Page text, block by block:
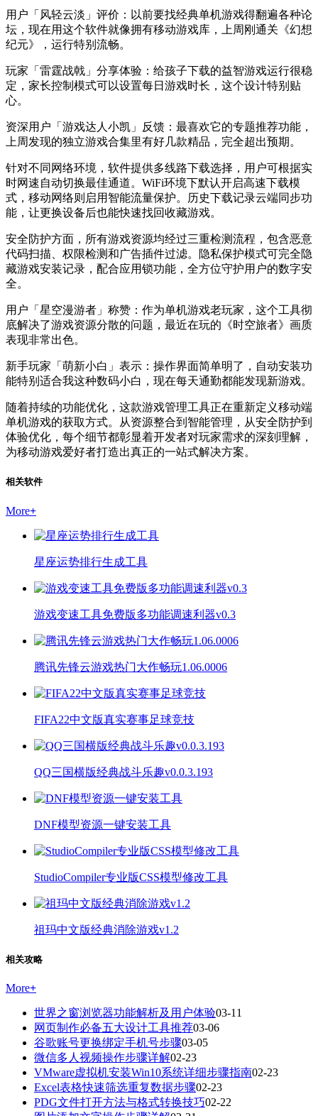
用户「风轻云淡」评价：以前要找经典单机游戏得翻遍各种论
坛，现在用这个软件就像拥有移动游戏库，上周刚通关《幻想
纪元》，运行特别流畅。
玩家「雷霆战戟」分享体验：给孩子下载的益智游戏运行很稳
定，家长控制模式可以设置每日游戏时长，这个设计特别贴
心。
资深用户「游戏达人小凯」反馈：最喜欢它的专题推荐功能，
上周发现的独立游戏合集里有好几款精品，完全超出预期。
针对不同网络环境，软件提供多线路下载选择，用户可根据实
时网速自动切换最佳通道。WiFi环境下默认开启高速下载模
式，移动网络则启用智能流量保护。历史下载记录云端同步功
能，让更换设备后也能快速找回收藏游戏。
安全防护方面，所有游戏资源均经过三重检测流程，包含恶意
代码扫描、权限检测和广告插件过滤。隐私保护模式可完全隐
藏游戏安装记录，配合应用锁功能，全方位守护用户的数字安
全。
用户「星空漫游者」称赞：作为单机游戏老玩家，这个工具彻
底解决了游戏资源分散的问题，最近在玩的《时空旅者》画质
表现非常出色。
新手玩家「萌新小白」表示：操作界面简单明了，自动安装功
能特别适合我这种数码小白，现在每天通勤都能发现新游戏。
随着持续的功能优化，这款游戏管理工具正在重新定义移动端
单机游戏的获取方式。从资源整合到智能管理，从安全防护到
体验优化，每个细节都彰显着开发者对玩家需求的深刻理解，
为移动游戏爱好者打造出真正的一站式解决方案。
相关软件
More+
星座运势排行生成工具
游戏变速工具免费版多功能调速利器v0.3
腾讯先锋云游戏热门大作畅玩1.06.0006
FIFA22中文版真实赛事足球竞技
QQ三国横版经典战斗乐趣v0.0.3.193
DNF模型资源一键安装工具
StudioCompiler专业版CSS模型修改工具
祖玛中文版经典消除游戏v1.2
相关攻略
More+
世界之窗浏览器功能解析及用户体验03-11
网页制作必备五大设计工具推荐03-06
谷歌账号更换绑定手机号步骤03-05
微信多人视频操作步骤详解02-23
VMware虚拟机安装Win10系统详细步骤指南02-23
Excel表格快速筛选重复数据步骤02-23
PDG文件打开方法与格式转换技巧02-22